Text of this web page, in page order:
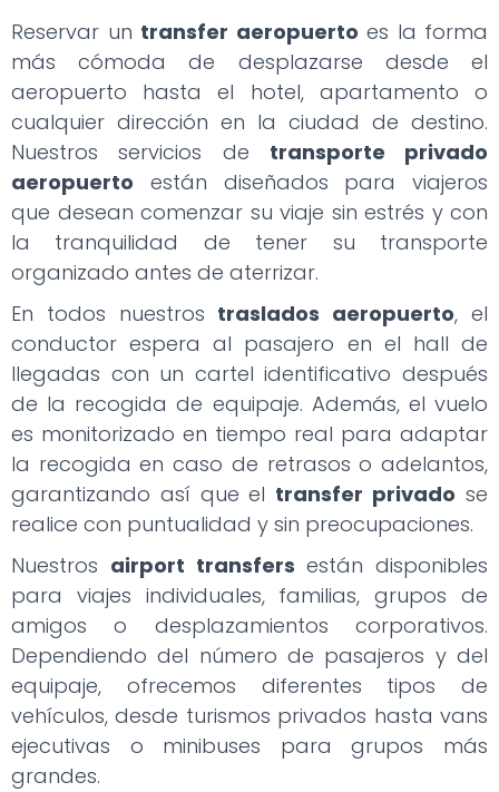
Reservar un transfer aeropuerto es la forma
más cómoda de desplazarse desde el
aeropuerto hasta el hotel, apartamento o
cualquier dirección en la ciudad de destino.
Nuestros servicios de transporte privado
aeropuerto están diseñados para viajeros
que desean comenzar su viaje sin estrés y con
la tranquilidad de tener su transporte
organizado antes de aterrizar.
En todos nuestros traslados aeropuerto, el
conductor espera al pasajero en el hall de
llegadas con un cartel identificativo después
de la recogida de equipaje. Además, el vuelo
es monitorizado en tiempo real para adaptar
la recogida en caso de retrasos o adelantos,
garantizando así que el transfer privado se
realice con puntualidad y sin preocupaciones.
Nuestros airport transfers están disponibles
para viajes individuales, familias, grupos de
amigos o desplazamientos corporativos.
Dependiendo del número de pasajeros y del
equipaje, ofrecemos diferentes tipos de
vehículos, desde turismos privados hasta vans
ejecutivas o minibuses para grupos más
grandes.